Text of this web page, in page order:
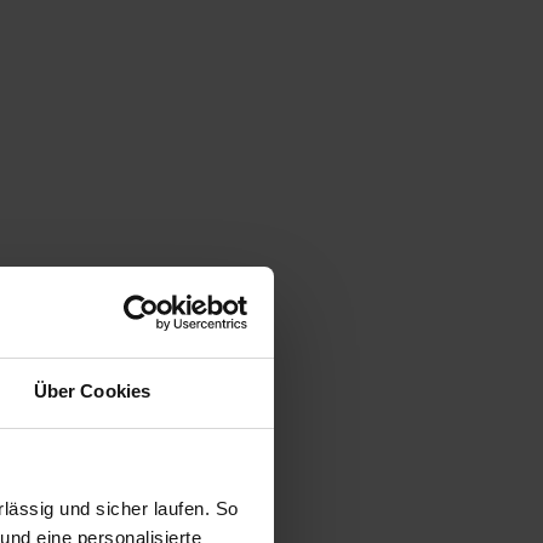
Über Cookies
und sicher laufen. So
eine personalisierte